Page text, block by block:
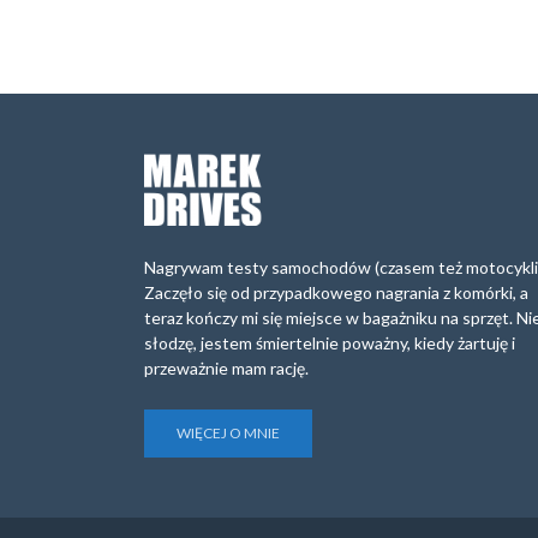
Nagrywam testy samochodów (czasem też
Zaczęło się od przypadkowego nagrania z komórki, a
teraz kończy mi się miejsce w bagażniku na sprzęt.
słodzę, jestem śmiertelnie poważny, kiedy żartuję i
przeważnie mam rację.
WIĘCEJ O MNIE